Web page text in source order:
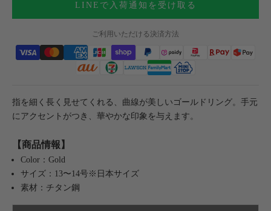
LINEで入荷通知を受け取る
ご利用いただける決済方法
指を細く長く見せてくれる、曲線が美しいゴールドリング。手元
にアクセントがつき、華やかな印象を与えます。
【商品情報】
Color：Gold
サイズ：13〜14号※日本サイズ
素材：チタン鋼